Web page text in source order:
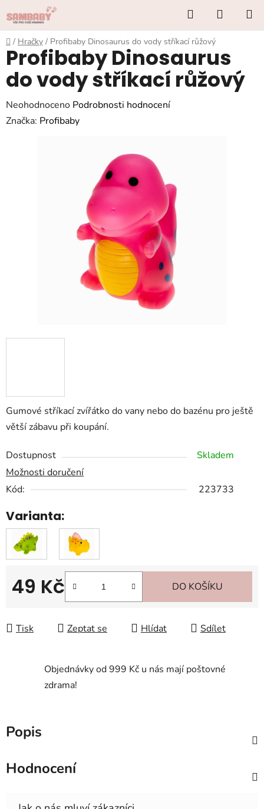
na
obsah
Hledat
KOŠÍK
Domů
/ Hračky / Profibaby Dinosaurus do vody stříkací růžový
Gumové stříkací zvířátko do vany nebo do bazénu pro ještě
větší zábavu při koupání.
Dostupnost
Skladem
Možnosti doručení
Kód:
223733
Varianta:
49 Kč DO KOŠÍKU
Tisk Zeptat se Hlídat Sdílet
Profibaby Dinosaurus
do vody stříkací růžový
Průměrné
hodnocení
Neohodnoceno Podrobnosti hodnocení
Značka: Profibaby
Objednávky od 999 Kč u nás mají poštovné
zdrama!
Popis
Hodnocení